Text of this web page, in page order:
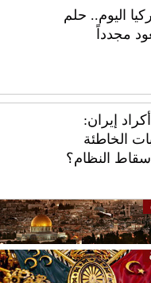
إلى تركيا اليوم.. حلم
مجدداً
إيران:
الخاطئة
النظام؟